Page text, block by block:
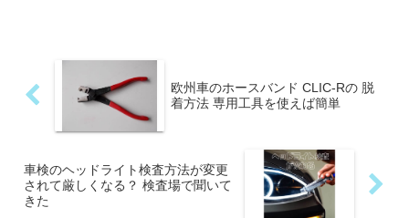
欧州車のホースバンド CLIC-Rの 脱
着方法 専用工具を使えば簡単
車検のヘッドライト検査方法が変更
されて厳しくなる？ 検査場で聞いて
きた